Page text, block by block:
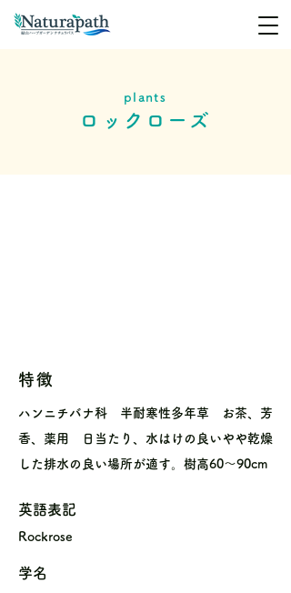
plants
ロックローズ
特徴
ハンニチバナ科 半耐寒性多年草 お茶、芳
香、薬用 日当たり、水はけの良いやや乾燥
した排水の良い場所が適す。樹高60〜90cm
英語表記
Rockrose
学名